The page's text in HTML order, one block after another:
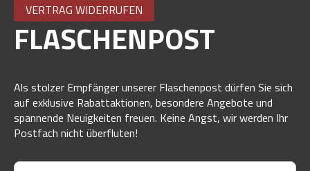
VERTRAG WIDERRUFEN
FLASCHENPOST
Als stolzer Empfänger unserer Flaschenpost dürfen Sie sich
auf exklusive Rabattaktionen, besondere Angebote und
spannende Neuigkeiten freuen. Keine Angst, wir werden Ihr
Postfach nicht überfluten!